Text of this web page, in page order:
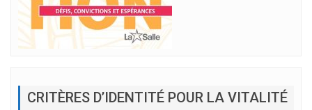
CRITÈRES D’IDENTITÉ POUR LA VITALITÉ